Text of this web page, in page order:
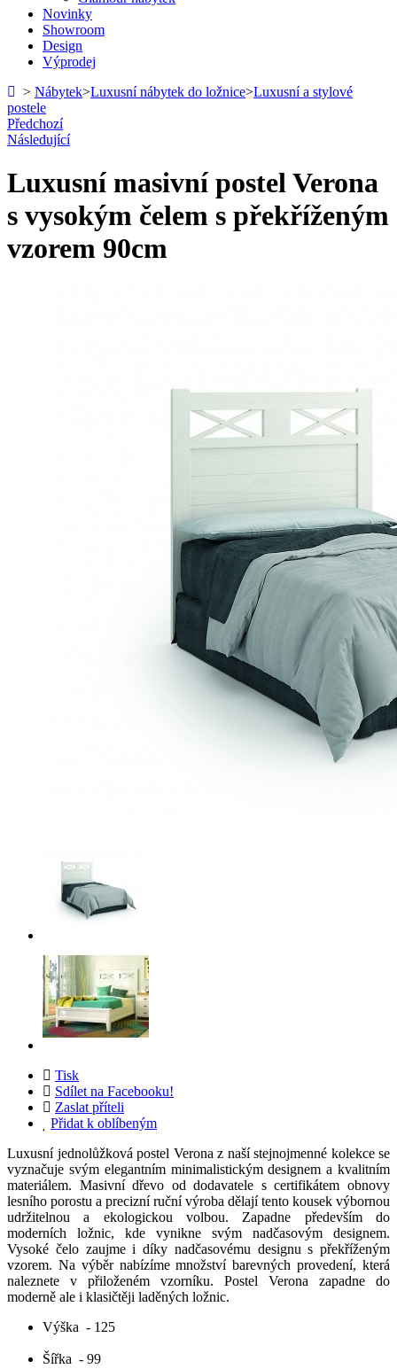
Novinky
Showroom
Design
Výprodej
> Nábytek>Luxusní nábytek do ložnice>Luxusní a stylové
postele
Předchozí
Následující
Luxusní masivní postel Verona
s vysokým čelem s překříženým
vzorem 90cm
Tisk
Sdílet na Facebooku!
Zaslat příteli
Přidat k oblíbeným
Luxusní jednolůžková postel Verona z naší stejnojmenné kolekce se
vyznačuje svým elegantním minimalistickým designem a kvalitním
materiálem. Masivní dřevo od dodavatele s certifikátem obnovy
lesního porostu a precizní ruční výroba dělají tento kousek výbornou
udržitelnou a ekologickou volbou. Zapadne především do
moderních ložnic, kde vynikne svým nadčasovým designem.
Vysoké čelo zaujme i díky nadčasovému designu s překříženým
vzorem. Na výběr nabízíme množství barevných provedení, která
naleznete v přiloženém vzorníku. Postel Verona zapadne do
moderně ale i klasičtěji laděných ložnic.
Výška - 125
Šířka - 99